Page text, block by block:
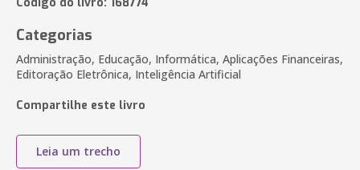
Categorias
Administração, Educação, Informática, Aplicações Financeiras,
Editoração Eletrônica, Inteligência Artificial
Compartilhe este livro
Leia um trecho